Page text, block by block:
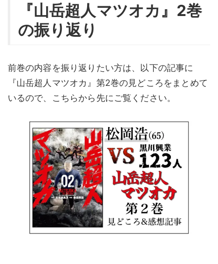
『山岳超人マツオカ』2巻
の振り返り
前巻の内容を振り返りたい方は、以下の記事に
『山岳超人マツオカ』第2巻の見どころをまとめて
いるので、こちらから先にご覧ください。